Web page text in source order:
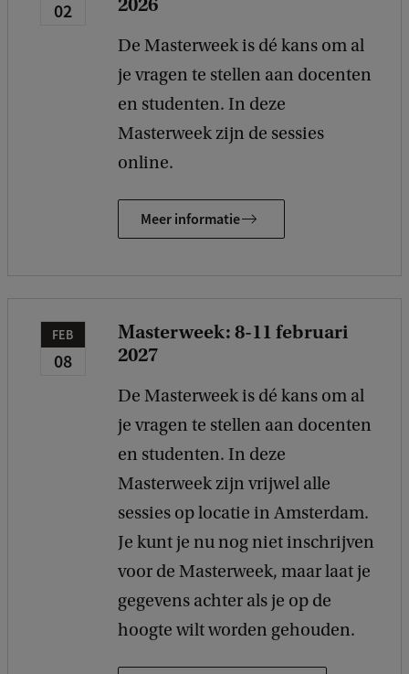
02
De Masterweek is dé kans om al
je vragen te stellen aan docenten
en studenten. In deze
Masterweek zijn de sessies
online.
Meer informatie
FEB
08
Masterweek: 8-11 februari
2027
De Masterweek is dé kans om al
je vragen te stellen aan docenten
en studenten. In deze
Masterweek zijn vrijwel alle
sessies op locatie in Amsterdam.
Je kunt je nu nog niet inschrijven
voor de Masterweek, maar laat je
gegevens achter als je op de
hoogte wilt worden gehouden.